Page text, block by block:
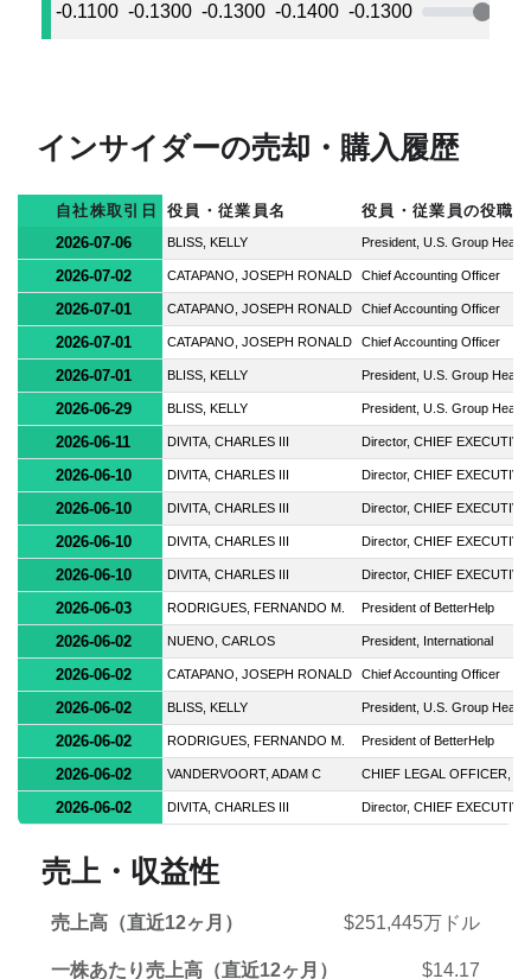
-0.1100 -0.1300 -0.1300 -0.1400 -0.1300
インサイダーの売却・購入履歴
自社株取引日 役員・従業員名
役員・従業員の役職
2026-07-06
BLISS, KELLY President, U.S. Group Health
2026-07-02 CATAPANO, JOSEPH RONALD Chief Accounting Officer
2026-07-01 CATAPANO, JOSEPH RONALD Chief Accounting Officer
2026-07-01 CATAPANO, JOSEPH RONALD Chief Accounting Officer
2026-07-01 BLISS, KELLY President, U.S. Group Health
2026-06-29 BLISS, KELLY President, U.S. Group Health
2026-06-11 DIVITA, CHARLES III Director, CHIEF
2026-06-10 DIVITA, CHARLES III Director, CHIEF
2026-06-10 DIVITA, CHARLES III Director, CHIEF
2026-06-10 DIVITA, CHARLES III Director, CHIEF
2026-06-10 DIVITA, CHARLES III Director, CHIEF
2026-06-03 RODRIGUES, FERNANDO M. President of BetterHelp
2026-06-02 NUENO, CARLOS President, International
2026-06-02 CATAPANO, JOSEPH RONALD Chief Accounting Officer
2026-06-02 BLISS, KELLY President, U.S. Group Health
2026-06-02 RODRIGUES, FERNANDO M. President of BetterHelp
2026-06-02 VANDERVOORT, ADAM C CHIEF LEGAL OFFICER,
2026-06-02 DIVITA, CHARLES III Director, CHIEF
売上・収益性
売上高（直近12ヶ月） $251,445万ドル
一株あたり売上高（直近12ヶ月） $14.17